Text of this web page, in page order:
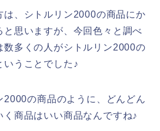
は、シトルリン2000の商品にか
と思いますが、今回色々と調べ
数多くの人がシトルリン2000の
いうことでした♪
2000の商品のように、どんどん
く商品はいい商品なんですね♪